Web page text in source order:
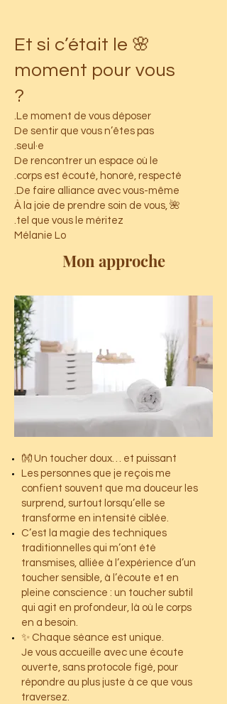
🌸 Et si c’était le
moment pour vous
?
Le moment de vous déposer.
De sentir que vous n’êtes pas
seul·e.
De rencontrer un espace où le
corps est écouté, honoré, respecté.
De faire alliance avec vous-même.
🌺 À la joie de prendre soin de vous,
tel que vous le méritez.
Mélanie Lo
Mon approche
👐 Un toucher doux… et puissant
Les personnes que je reçois me
confient souvent que ma douceur les
surprend, surtout lorsqu’elle se
transforme en intensité ciblée.
C’est la magie des techniques
traditionnelles qui m’ont été
transmises, alliée à l’expérience d’un
toucher sensible, à l’écoute et en
pleine conscience : un toucher subtil
qui agit en profondeur, là où le corps
en a besoin.
✨ Chaque séance est unique.
Je vous accueille avec une écoute
ouverte, sans protocole figé, pour
répondre au plus juste à ce que vous
traversez.